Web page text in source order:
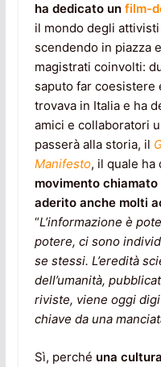
ha dedicato un film-
il mondo degli
scendendo in piazza
magistrati coinvolti:
saputo far coesistere
trovava in Italia e ha
amici e collaboratori
passerà alla storia, il
Manifesto, il quale ha
movimento
aderito anche molti
“L’informazione è
potere, ci sono
se stessi. L’eredità
dell’umanità,
riviste, viene oggi
chiave da una
Sì, perché una